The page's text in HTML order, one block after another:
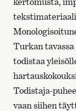
Turkan
todistaa
Todistaja-
vaan siihen